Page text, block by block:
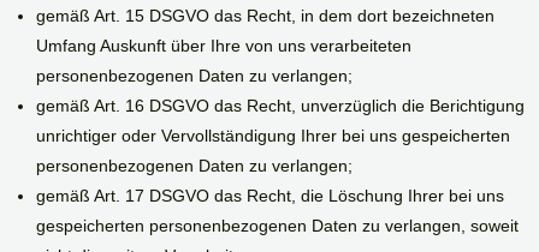
gemäß Art. 15 DSGVO das Recht, in dem dort bezeichneten
Umfang Auskunft über Ihre von uns verarbeiteten
personenbezogenen Daten zu verlangen;
gemäß Art. 16 DSGVO das Recht, unverzüglich die Berichtigung
unrichtiger oder Vervollständigung Ihrer bei uns gespeicherten
personenbezogenen Daten zu verlangen;
gemäß Art. 17 DSGVO das Recht, die Löschung Ihrer bei uns
gespeicherten personenbezogenen Daten zu verlangen, soweit